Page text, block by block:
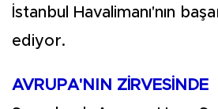
İstanbul Havalimanı'nın
ediyor.
AVRUPA'NIN ZİRVESİNDE